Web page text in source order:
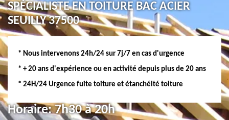
SPÉCIALISTE EN TOITURE BAC ACIER
SEUILLY 37500
* Nous intervenons 24h/24 sur 7j/7 en cas d'urgence
* + 20 ans d'expérience ou en activité depuis plus de 20 ans
* 24H/24 Urgence fuite toiture et étanchéité toiture
Horaire:7h30 à 20h